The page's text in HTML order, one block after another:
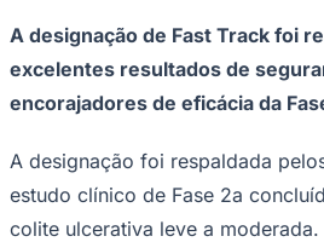
Corinthians
A designação de Fast Track foi
excelentes resultados de
encorajadores de eficácia da
A designação foi respaldada
estudo clínico de Fase 2a
colite ulcerativa leve a